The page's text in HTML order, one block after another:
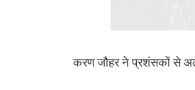
करण जौहर ने प्रशंसकों से